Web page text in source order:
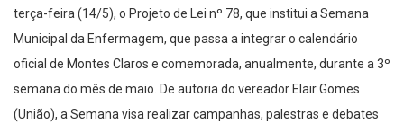
terça-feira (14/5), o Projeto de Lei nº 78, que institui a Semana
Municipal da Enfermagem, que passa a integrar o calendário
oficial de Montes Claros e comemorada, anualmente, durante a 3º
semana do mês de maio. De autoria do vereador Elair Gomes
(União), a Semana visa realizar campanhas, palestras e debates